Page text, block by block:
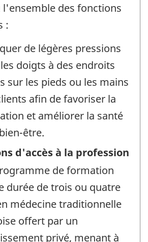
l'ensemble des fonctions
:
de légères pressions
doigts à des endroits
sur les pieds ou les mains
afin de favoriser la
et améliorer la santé
être.
d'accès à la profession
de formation
durée de trois ou quatre
médecine traditionnelle
offert par un
privé, menant à